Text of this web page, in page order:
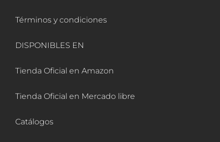
Términos y condiciones
DISPONIBLES EN
Tienda Oficial en Amazon
Tienda Oficial en Mercado libre
Catálogos